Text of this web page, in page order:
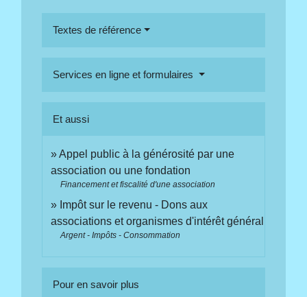
Textes de référence
Services en ligne et formulaires
Et aussi
Appel public à la générosité par une
association ou une fondation
Financement et fiscalité d'une association
Impôt sur le revenu - Dons aux
associations et organismes d'intérêt général
Argent - Impôts - Consommation
Pour en savoir plus